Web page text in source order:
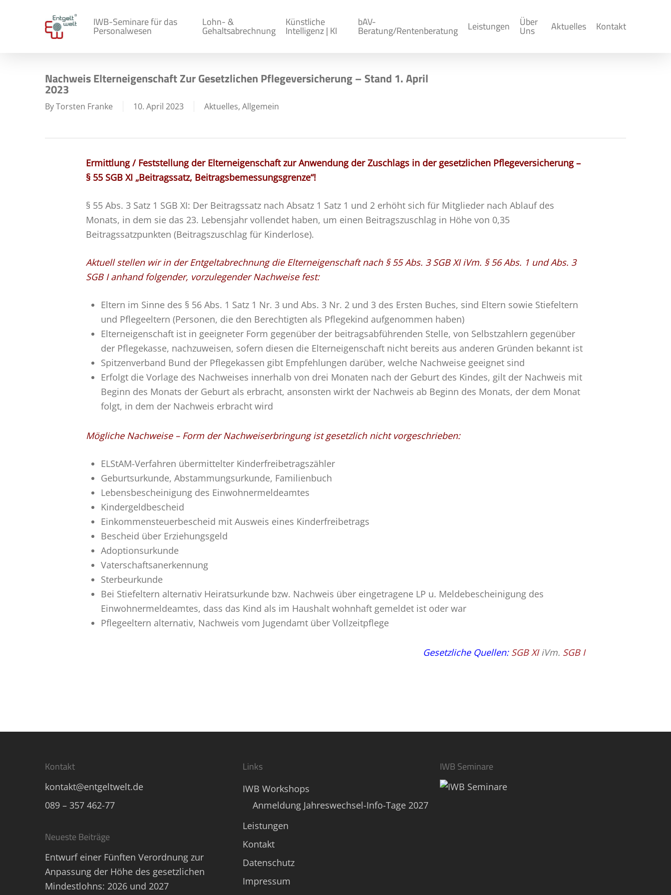
IWB-Seminare für das
Personalwesen
Lohn- &
Gehaltsabrechnung
Künstliche
Intelligenz | KI
bAV-
Beratung/Rentenberatung Leistungen Über
Uns Aktuelles Kontakt
Nachweis Elterneigenschaft Zur Gesetzlichen Pflegeversicherung – Stand 1. April
2023
ByTorsten Franke 10. April 2023 Aktuelles, Allgemein
Ermittlung / Feststellung der Elterneigenschaft zur Anwendung der Zuschlags in der gesetzlichen Pflegeversicherung –
§ 55 SGB XI „Beitragssatz, Beitragsbemessungsgrenze“!
§ 55 Abs. 3 Satz 1 SGB XI: Der Beitragssatz nach Absatz 1 Satz 1 und 2 erhöht sich für Mitglieder nach Ablauf des
Monats, in dem sie das 23. Lebensjahr vollendet haben, um einen Beitragszuschlag in Höhe von 0,35
Beitragssatzpunkten (Beitragszuschlag für Kinderlose).
Aktuellstellen wir in der Entgeltabrechnung die Elterneigenschaft nach § 55 Abs. 3 SGB XI iVm. § 56 Abs. 1 und Abs. 3
SGB I anhand folgender, vorzulegender Nachweise fest:
Eltern im Sinne des § 56 Abs. 1 Satz 1 Nr. 3 und Abs. 3 Nr. 2 und 3 des Ersten Buches, sind Eltern sowie Stiefeltern
und Pflegeeltern (Personen, die den Berechtigten als Pflegekind aufgenommen haben)
Elterneigenschaft ist in geeigneter Form gegenüber der beitragsabführenden Stelle, von Selbstzahlern gegenüber
der Pflegekasse, nachzuweisen, sofern diesen die Elterneigenschaft nicht bereits aus anderen Gründen bekannt ist
Spitzenverband Bund der Pflegekassen gibt Empfehlungen darüber, welche Nachweise geeignet sind
Erfolgt die Vorlage des Nachweises innerhalb von drei Monaten nach der Geburt des Kindes, gilt der Nachweis mit
Beginn des Monats der Geburt als erbracht, ansonsten wirkt der Nachweis ab Beginn des Monats, der dem Monat
folgt, in dem der Nachweis erbracht wird
Mögliche Nachweise – Form der Nachweiserbringung ist gesetzlich nicht vorgeschrieben:
ELStAM-Verfahren übermittelter Kinderfreibetragszähler
Geburtsurkunde, Abstammungsurkunde, Familienbuch
Lebensbescheinigung des Einwohnermeldeamtes
Kindergeldbescheid
Einkommensteuerbescheid mit Ausweis eines Kinderfreibetrags
Bescheid über Erziehungsgeld
Adoptionsurkunde
Vaterschaftsanerkennung
Sterbeurkunde
Bei Stiefeltern alternativ Heiratsurkunde bzw. Nachweis über eingetragene LP u. Meldebescheinigung des
Einwohnermeldeamtes, dass das Kind als im Haushalt wohnhaft gemeldet ist oder war
Pflegeeltern alternativ, Nachweis vom Jugendamt über Vollzeitpflege
Gesetzliche Quellen: SGB XIiVm. SGB I
Kontakt
kontakt@entgeltwelt.de
089 – 357 462-77
Neueste Beiträge
Entwurf einer Fünften Verordnung zur
Anpassung der Höhe des gesetzlichen
Mindestlohns: 2026 und 2027
Links
IWB Workshops
Anmeldung Jahreswechsel-Info-Tage 2027
Leistungen
Kontakt
Datenschutz
Impressum
IWB Seminare